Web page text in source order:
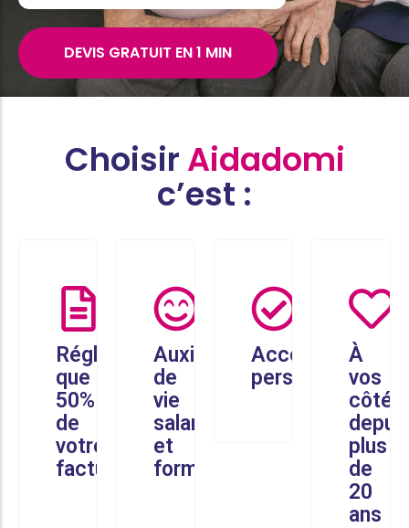
DEVIS GRATUIT EN 1 MIN
Choisir Aidadomi
c’est :
Réglez
que
50%
de
votre
facture
Auxiliaires
de
vie
salariés
et
formés
personnalisé
À
vos
côtés
plus
de
20
ans